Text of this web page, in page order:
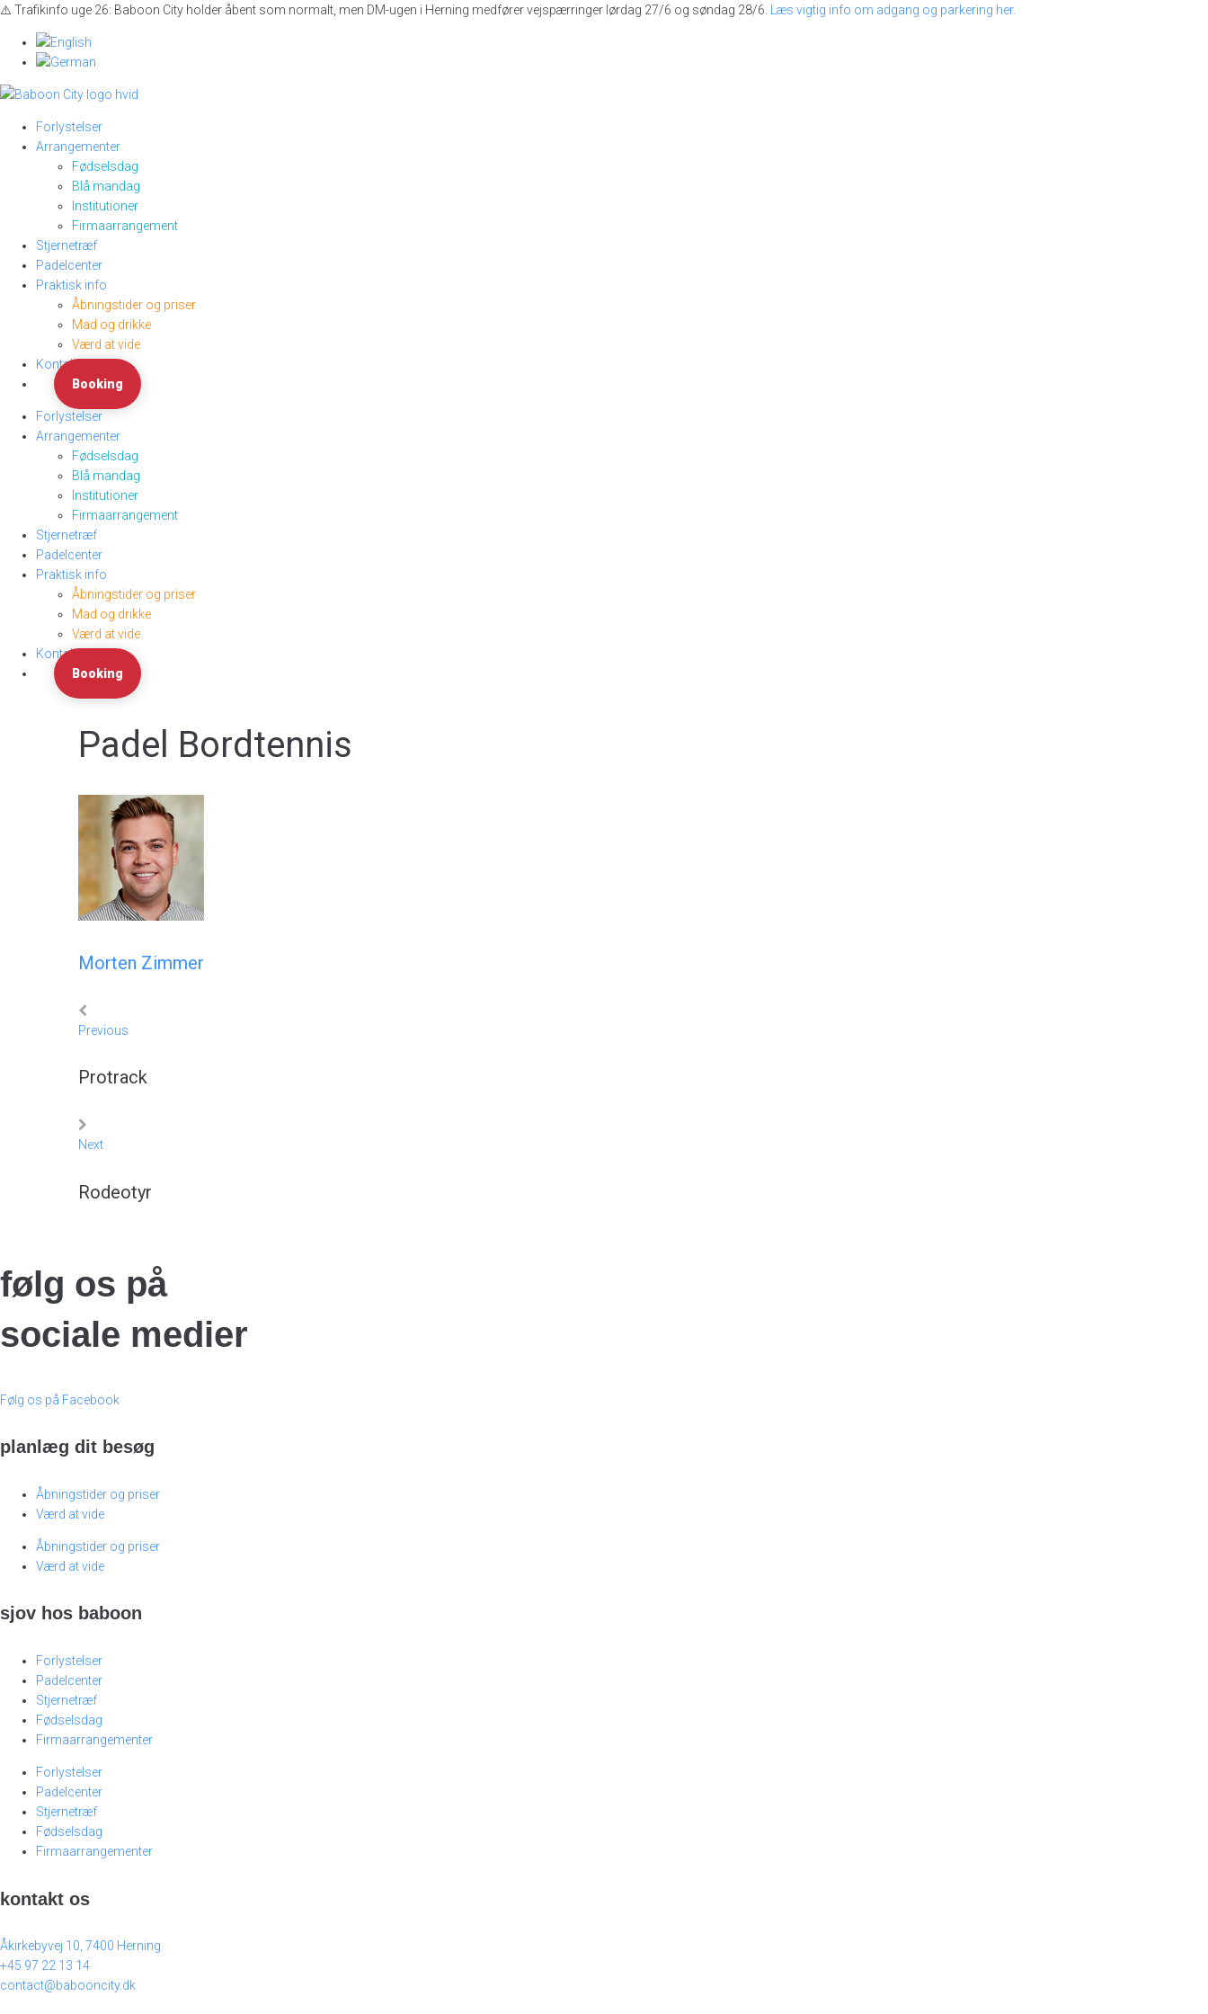
Skip
content
⚠️ Trafikinfo uge 26: Baboon City holder åbent som normalt, men DM-ugen i Herning medfører vejspærringer lørdag 27/6 og søndag 28/6. Læs vigtig info om adgang og parkering her.
Forlystelser
Arrangementer
Fødselsdag
Blå mandag
Institutioner
Firmaarrangement
Stjernetræf
Padelcenter
Praktisk info
Åbningstider og priser
Mad og drikke
Værd at vide
Kontakt
Booking
Forlystelser
Arrangementer
Fødselsdag
Blå mandag
Institutioner
Firmaarrangement
Stjernetræf
Padelcenter
Praktisk info
Åbningstider og priser
Mad og drikke
Værd at vide
Kontakt
Booking
Padel Bordtennis
Morten Zimmer
Indlægsnavigation
Previous
Previous
Protrack
Next
Next
Rodeotyr
følg os på
sociale medier
Følg os på Facebook
planlæg dit besøg
Åbningstider og priser
Værd at vide
Åbningstider og priser
Værd at vide
sjov hos baboon
Forlystelser
Padelcenter
Stjernetræf
Fødselsdag
Firmaarrangementer
Forlystelser
Padelcenter
Stjernetræf
Fødselsdag
Firmaarrangementer
kontakt os
Åkirkebyvej 10, 7400 Herning
+45 97 22 13 14
contact@babooncity.dk